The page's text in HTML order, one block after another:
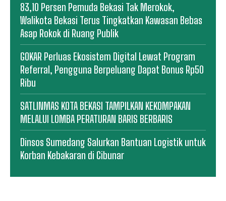
83,10 Persen Pemuda Bekasi Tak Merokok,
Walikota Bekasi Terus Tingkatkan Kawasan Bebas
Asap Rokok di Ruang Publik
GOKAR Perluas Ekosistem Digital Lewat Program
Referral, Pengguna Berpeluang Dapat Bonus Rp50
Ribu
SATLINMAS KOTA BEKASI TAMPILKAN KEKOMPAKAN
MELALUI LOMBA PERATURAN BARIS BERBARIS
Dinsos Sumedang Salurkan Bantuan Logistik untuk
Korban Kebakaran di Cibunar